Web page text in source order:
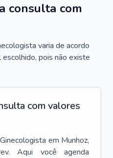
consulta com
varia de acordo
pois não existe
com valores
Ginecologista em Munhoz,
Aqui você agenda